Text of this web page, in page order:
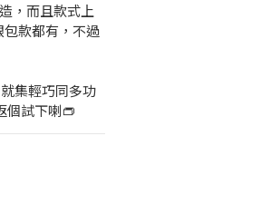
而且款式上
款都有，不過
集輕巧同多功
個試下喇👝